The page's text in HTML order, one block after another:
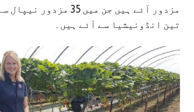
تین انڈونیشیا سے آئے ہیں۔